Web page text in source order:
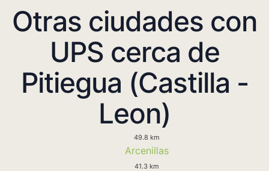
Otras ciudades con
UPS cerca de
Pitiegua (Castilla -
Leon)
49.8 km
Arcenillas
41.3 km